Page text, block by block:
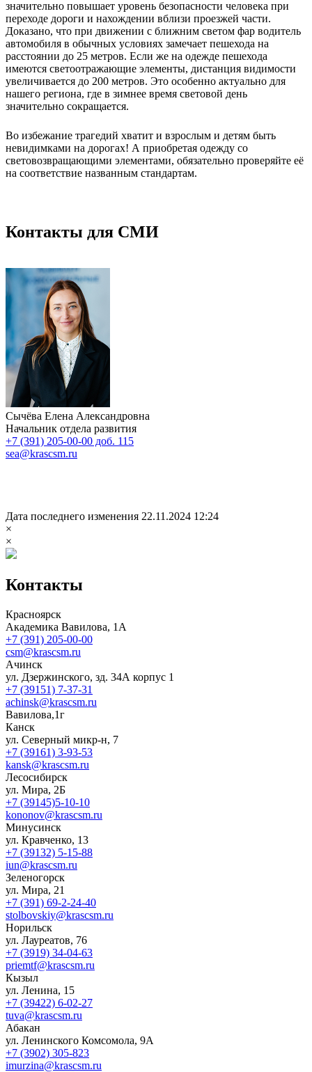
значительно повышает уровень безопасности человека при
переходе дороги и нахождении вблизи проезжей части.
Доказано, что при движении с ближним светом фар водитель
автомобиля в обычных условиях замечает пешехода на
расстоянии до 25 метров. Если же на одежде пешехода
имеются светоотражающие элементы, дистанция видимости
увеличивается до 200 метров. Это особенно актуально для
нашего региона, где в зимнее время световой день
значительно сокращается.
Во избежание трагедий хватит и взрослым и детям быть
невидимками на дорогах! А приобретая одежду со
световозвращающими элементами, обязательно проверяйте её
на соответствие названным стандартам.
Контакты для СМИ
Сычёва Елена Александровна
Начальник отдела развития
+7 (391) 205-00-00 доб. 115
sea@krascsm.ru
Дата последнего изменения 22.11.2024 12:24
×
×
Контакты
Красноярск
Академика Вавилова, 1А
+7 (391) 205-00-00
csm@krascsm.ru
Ачинск
ул. Дзержинского, зд. 34А корпус 1
+7 (39151) 7-37-31
achinsk@krascsm.ru
Вавилова,1г
Канск
ул. Северный микр-н, 7
+7 (39161) 3-93-53
kansk@krascsm.ru
Лесосибирск
ул. Мира, 2Б
+7 (39145)5-10-10
kononov@krascsm.ru
Минусинск
ул. Кравченко, 13
+7 (39132) 5-15-88
iun@krascsm.ru
Зеленогорск
ул. Мира, 21
+7 (391) 69-2-24-40
stolbovskiy@krascsm.ru
Норильск
ул. Лауреатов, 76
+7 (3919) 34-04-63
priemtf@krascsm.ru
Кызыл
ул. Ленина, 15
+7 (39422) 6-02-27
tuva@krascsm.ru
Абакан
ул. Ленинского Комсомола, 9А
+7 (3902) 305-823
imurzina@krascsm.ru